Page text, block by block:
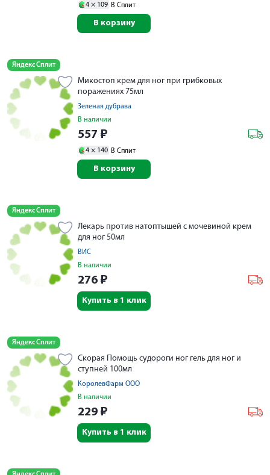
4 × 109 В Сплит
В корзину
Яндекс Сплит
Микостоп крем для ног при грибковых
поражениях 75мл
Зеленая дубрава
В наличии
557 ₽
4 × 140 В Сплит
В корзину
Яндекс Сплит
Лекарь против натоптышей с мочевиной крем
для ног 50мл
ВИС
В наличии
276 ₽
Купить в 1 клик
Яндекс Сплит
Скорая Помощь судороги ног гель для ног и
ступней 100мл
КоролевФарм ООО
В наличии
229 ₽
Купить в 1 клик